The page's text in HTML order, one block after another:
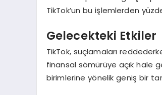
TikTok’un bu işlemlerden
Gelecekteki Etkiler
TikTok, suçlamaları
finansal sömürüye açık hale
birimlerine yönelik geniş bir